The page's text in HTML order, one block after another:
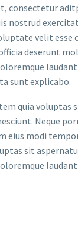
consectetur
nostrud
velit esse
deserunt
sunt explicabo.
quia voluptas
Neque
eius modi
sit